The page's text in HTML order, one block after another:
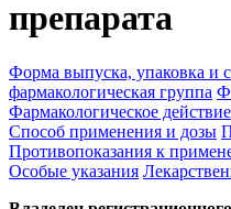
препарата
Форма выпуска, упаковка и
фармакологическая группа
Фармакологическое действие
Способ применения и дозы
Противопоказания к
Особые указания